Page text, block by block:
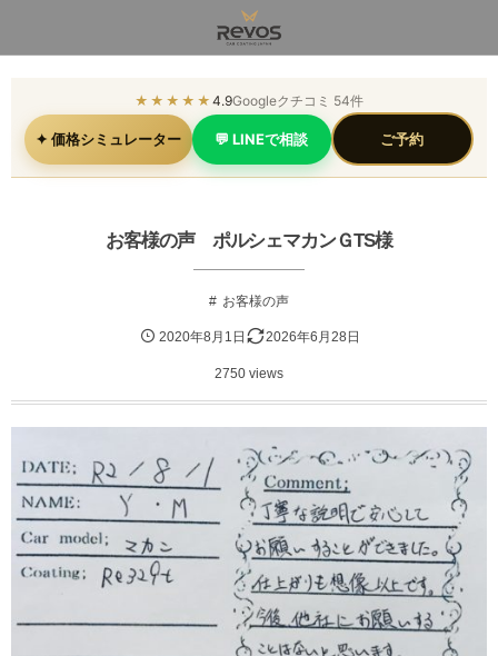
★★★★★ 4.9Googleクチコミ 54件
✦ 価格シミュレーター 💬 LINEで相談 ご予約
お客様の声 ポルシェマカンＧTS様
お客様の声
2020年8月1日 2026年6月28日
2750 views